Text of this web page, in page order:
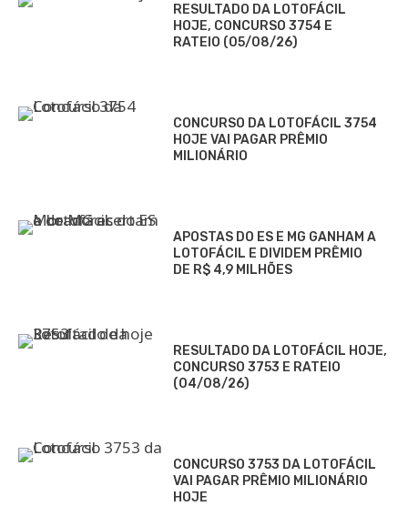
RESULTADO DA LOTOFÁCIL
HOJE, CONCURSO 3754 E
RATEIO (05/08/26)
CONCURSO DA LOTOFÁCIL 3754
HOJE VAI PAGAR PRÊMIO
MILIONÁRIO
APOSTAS DO ES E MG GANHAM A
LOTOFÁCIL E DIVIDEM PRÊMIO
DE R$ 4,9 MILHÕES
RESULTADO DA LOTOFÁCIL HOJE,
CONCURSO 3753 E RATEIO
(04/08/26)
CONCURSO 3753 DA LOTOFÁCIL
VAI PAGAR PRÊMIO MILIONÁRIO
HOJE